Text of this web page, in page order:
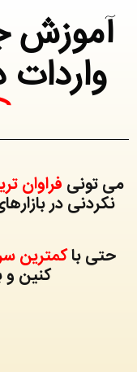
آموزش
واردات
می تونی فراوان
نکردنی در
حتی باکمترین
کنین و